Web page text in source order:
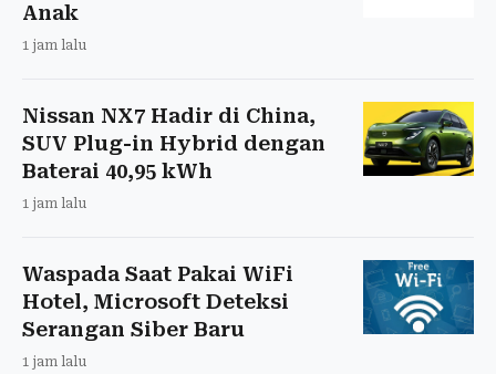
Anak
1 jam lalu
Nissan NX7 Hadir di China,
SUV Plug-in Hybrid dengan
Baterai 40,95 kWh
1 jam lalu
Waspada Saat Pakai WiFi
Hotel, Microsoft Deteksi
Serangan Siber Baru
1 jam lalu